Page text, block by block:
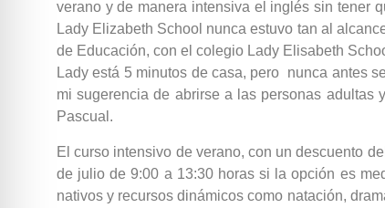
verano y de manera intensiva el inglés sin tener
Lady Elizabeth School nunca estuvo tan al
de Educación, con el colegio Lady Elisabeth
Lady está 5 minutos de casa, pero nunca antes
mi sugerencia de abrirse a las personas adultas
Pascual.
El curso intensivo de verano, con un descuento
de julio de 9:00 a 13:30 horas si la opción es
nativos y recursos dinámicos como natación,